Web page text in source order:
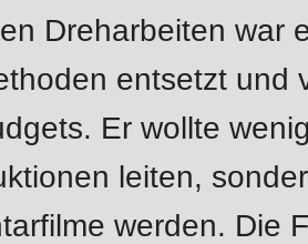
Dreharbeiten war
entsetzt und
Er wollte
leiten,
werden. Die